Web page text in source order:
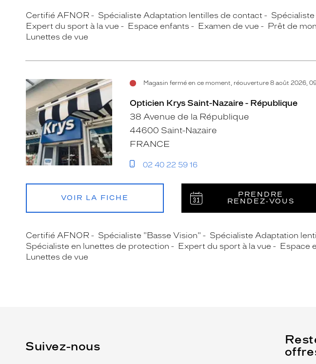
Certifié AFNOR Spécialiste Adaptation lentilles de contact
Expert du sport à la vue
Espace enfants Examen de vue Prêt de
Lunettes de vue
Magasin fermé en ce moment, réouverture 8 août 2026,
Opticien Krys Saint-Nazaire - République
38 Avenue de la République
44600 Saint-Nazaire
FRANCE
02 40 22 59 16
VOIR LA FICHE
PRENDRE
RENDEZ‑VOUS
Certifié AFNOR Spécialiste "Basse Vision" Spécialiste Adaptation
Spécialiste en lunettes de protection
Expert du sport à la vue Espace
Lunettes de vue
Suivez-nous Name
(Ce
champ
est